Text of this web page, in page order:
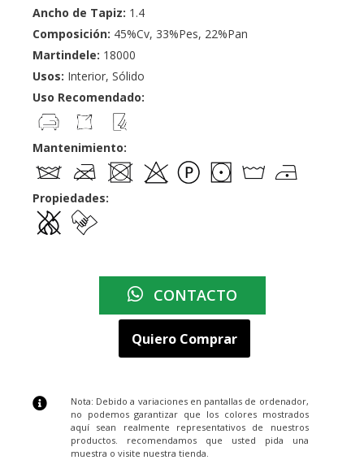
Ancho de Tapiz: 1.4
Composición: 45%Cv, 33%Pes, 22%Pan
Martindele: 18000
Usos: Interior, Sólido
Uso Recomendado:
Mantenimiento:
Propiedades:
CONTACTO
Quiero Comprar
Nota: Debido a variaciones en pantallas de ordenador,
no podemos garantizar que los colores mostrados
aquí sean realmente representativos de nuestros
productos. recomendamos que usted pida una
muestra o visite nuestra tienda.